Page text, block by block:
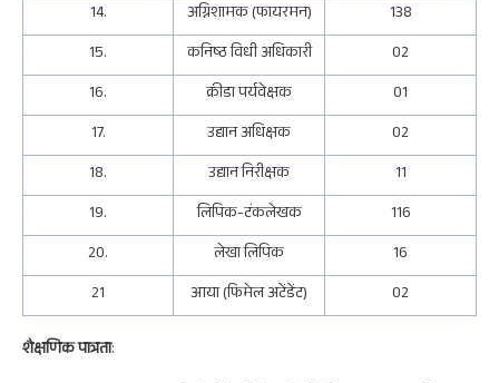
14.
अग्निशामक (फायरमन)
138
15.
कनिष्ठ विधी अधिकारी
02
16.
क्रीडा पर्यवेक्षक
01
17.
उद्यान अधिक्षक
02
18.
उद्यान निरीक्षक
11
19.
लिपिक-टंकलेखक
116
20.
लेखा लिपिक
16
21
आया (फिमेल अटेंडेंट) 02
शैक्षणिक पात्रता: